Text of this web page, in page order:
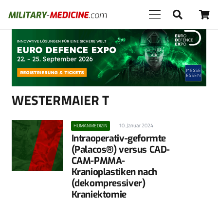
Anzeige
WESTERMAIER T
HUMANMEDIZIN 10. Januar 2024
Intraoperativ-geformte
(Palacos®) versus CAD-
CAM-PMMA-
Kranioplastiken nach
(dekompressiver)
Kraniektomie